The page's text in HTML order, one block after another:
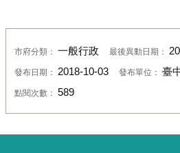
市府分類： 一般行政 最後異動日期：
發布日期： 2018-10-03 發布單位： 臺
點閱次數： 589